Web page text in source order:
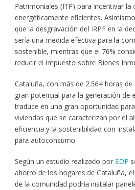
Patrimoniales (ITP) para incentivar la
energéticamente eficientes.
que la desgravación del IRPF en la
sería una medida efectiva para la
sostenible, mientras que el 76%
reducir el Impuesto sobre Bienes
Cataluña, con más de 2.564 horas
gran potencial para la generación de
traduce en una gran oportunidad
viviendas que se caracterizan por el
eficiencia y la sostenibilidad con
para autoconsumo.
Según un estudio realizado por EDP
ahorro de los hogares de Cataluña,
de la comunidad podría instalar